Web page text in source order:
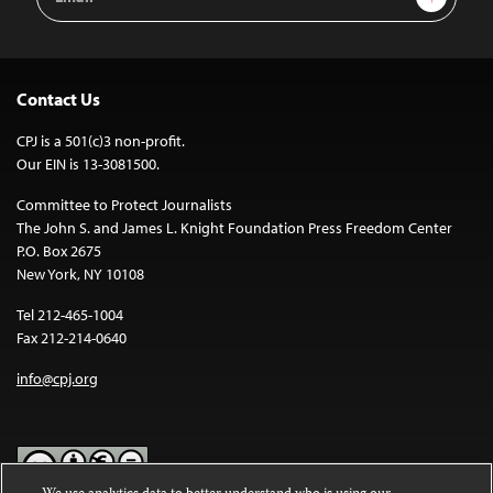
Address
Contact Us
CPJ is a 501(c)3 non-profit.
Our EIN is 13-3081500.
Committee to Protect Journalists
The John S. and James L. Knight Foundation Press Freedom Center
P.O. Box 2675
New York, NY 10108
Tel 212-465-1004
Fax 212-214-0640
info@cpj.org